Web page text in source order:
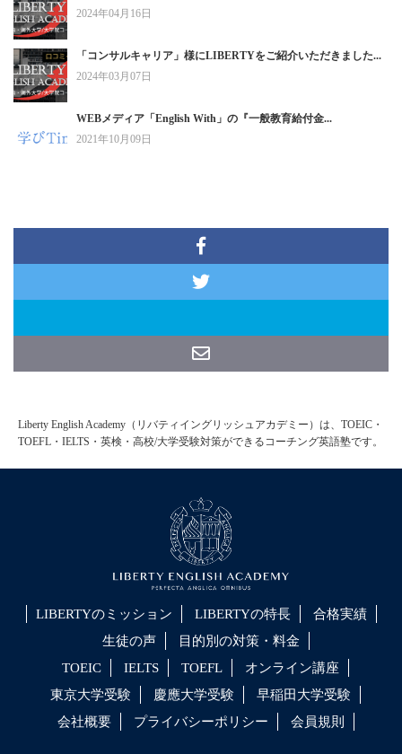
2024年04月16日
「コンサルキャリア」様にLIBERTYをご紹介いただきました...
2024年03月07日
WEBメディア「English With」の『一般教育給付金...
2021年10月09日
Liberty English Academy（リバティイングリッシュアカデミー）は、TOEIC・
TOEFL・IELTS・英検・高校/大学受験対策ができるコーチング英語塾です。
LIBERTYのミッション LIBERTYの特長
合格実績
生徒の声
目的別の対策・料金
TOEIC
IELTS TOEFL
オンライン講座
東京大学受験
慶應大学受験
早稲田大学受験
会社概要
プライバシーポリシー 会員規則